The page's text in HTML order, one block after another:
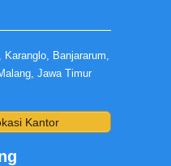
Banjararum,
Jawa Timur
Kantor